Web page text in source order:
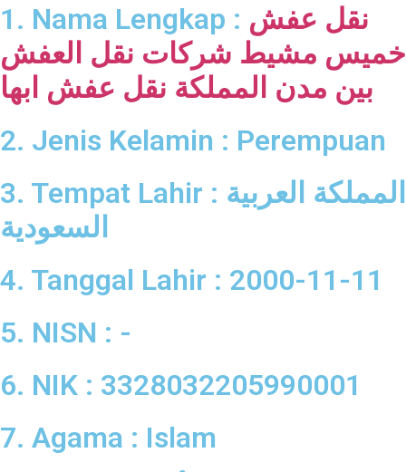
1. Nama Lengkap : نقل عفش
خميس مشيط شركات نقل العفش
بين مدن المملكة نقل عفش ابها
2. Jenis Kelamin : Perempuan
3. Tempat Lahir : المملكة العربية
السعودية
4. Tanggal Lahir : 2000-11-11
5. NISN : -
6. NIK : 3328032205990001
7. Agama : Islam